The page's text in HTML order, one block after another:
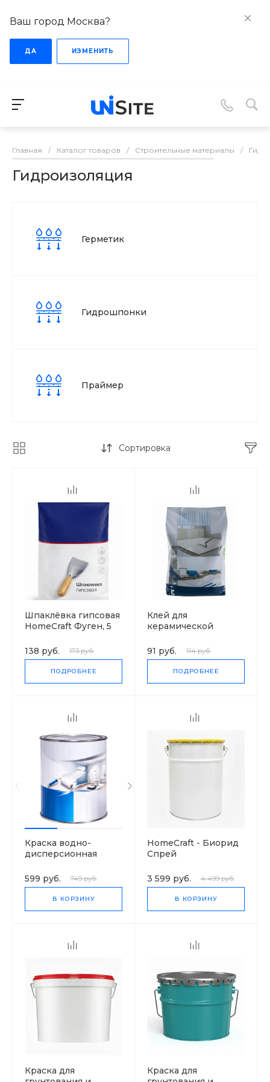
Ваш город Москва?
ДА ИЗМЕНИТЬ
Главная / Каталог товаров / Строительные материалы /
Гидроизоляция
Герметик
Гидрошпонки
Праймер
Сортировка
Шпаклёвка гипсовая
HomeCraft Фуген, 5
138 руб.
173 руб.
ПОДРОБНЕЕ
Клей для
керамической
HomeCraft Pro, 5 кг
91 руб. 114 руб.
ПОДРОБНЕЕ
Краска водно-
дисперсионная
белый 1 л
599 руб. 749 руб.
В КОРЗИНУ
HomeCraft - Биорид
Спрей
3 599 руб. 4 499 руб.
В КОРЗИНУ
Краска для
Краска для